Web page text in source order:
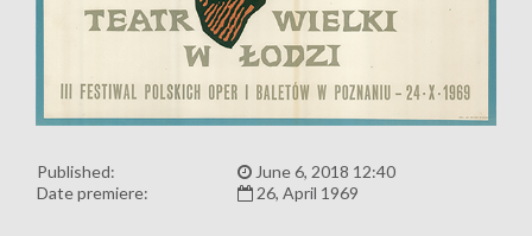
Published:
June 6, 2018 12:40
Date premiere:
26, April 1969